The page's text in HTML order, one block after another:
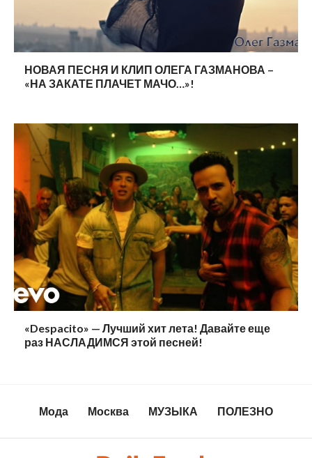
НОВАЯ ПЕСНЯ И КЛИП ОЛЕГА ГАЗМАНОВА –
«НА ЗАКАТЕ ПЛАЧЕТ МАЧО…»!
«Despacito» — Лучший хит лета! Давайте еще
раз НАСЛАДИМСЯ этой песней!
Мода Москва МУЗЫКА ПОЛЕЗНО